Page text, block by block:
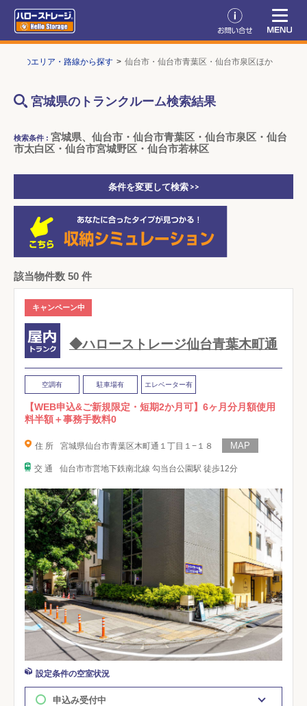
城県のエリア・路線から探す 仙台市・仙台市青葉区・仙台市泉区ほか
宮城県のトランクルーム検索結果
検索条件 : 宮城県、仙台市・仙台市青葉区・仙台市泉区・仙台
市太白区・仙台市宮城野区・仙台市若林区
条件を変更して検索 >>
該当物件数 50 件
キャンペーン中
◆ハローストレージ仙台青葉木町通
空調有 駐車場有 エレベーター有
【WEB申込&ご新規限定・短期2か月可】6ヶ月分月額使用
料半額＋事務手数料0
住 所 宮城県仙台市青葉区木町通１丁目１−１８
交 通 仙台市市営地下鉄南北線 勾当台公園駅 徒歩12分
設定条件の空室状況
申込み受付中